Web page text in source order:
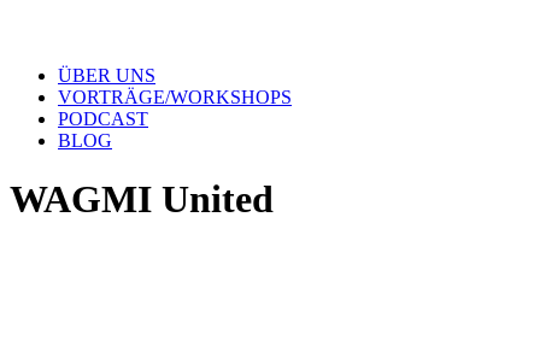
ÜBER UNS
VORTRÄGE/WORKSHOPS
PODCAST
BLOG
WAGMI United